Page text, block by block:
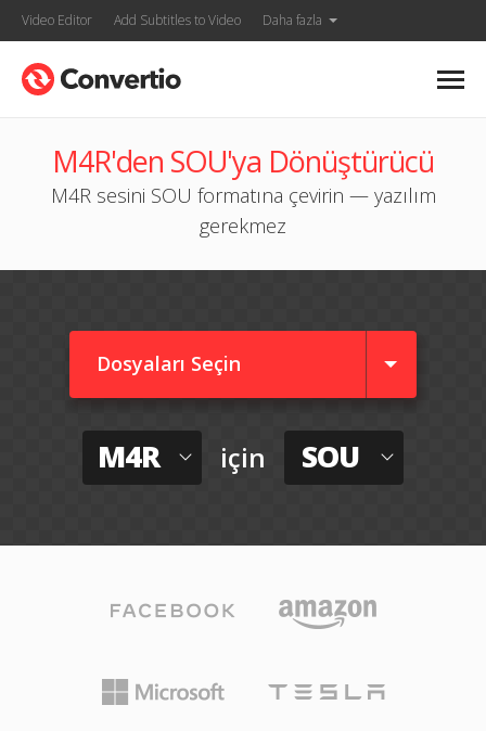
Video Editor Add Subtitles to Video Daha fazla
M4R'den SOU'ya Dönüştürücü
M4R sesini SOU formatına çevirin — yazılım
gerekmez
Dosyaları Seçin
M4R için SOU